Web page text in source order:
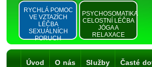
RYCHLÁ POMOC
VE VZTAZÍCH
LÉČBA
SEXUÁLNÍCH
PORUCH
PSYCHOSOMATIKA
CELOSTNÍ LÉČBA
JÓGA A
RELAXACE
Úvod O nás Služby Časté